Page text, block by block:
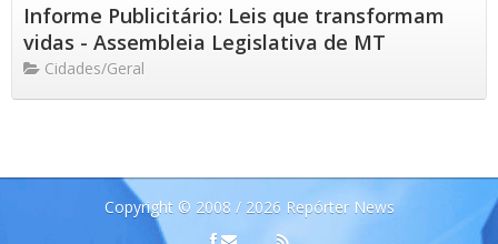
Informe Publicitário: Leis que transformam
vidas - Assembleia Legislativa de MT
Cidades/Geral
Copyright © 2008 / 2026 Repórter News